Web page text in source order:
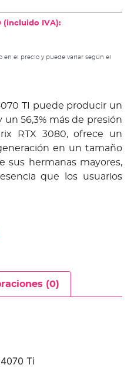
(incluido IVA):
en el precio y puede variar según el
TI puede producir un
un 56,3% más de presión
RTX 3080, ofrece un
en un tamaño
sus hermanas mayores,
que los usuarios
(0)
Ti